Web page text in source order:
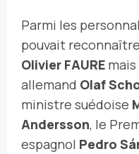
Parmi les
pouvait reconnaître
Olivier FAURE
allemand Olaf
ministre suédoise
Andersson, le
espagnol Pedro